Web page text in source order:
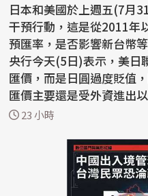
日本和美國於上週五(7月
干預行動，這是從2011年
預匯率，是否影響新台幣
央行今天(5日)表示，美日
匯價，而是日圓過度貶值
匯價主要還是受外資進出
注美元...
23 小時